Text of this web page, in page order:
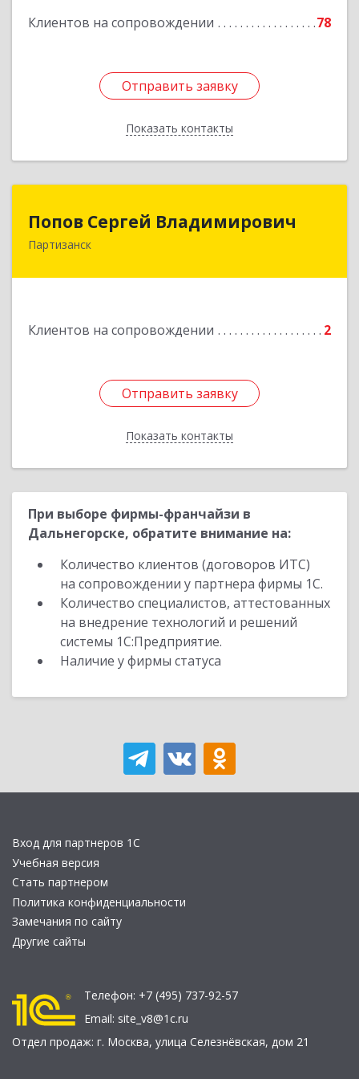
Клиентов на сопровождении 78
Отправить заявку
Показать контакты
Отправить заявку
Назад
Попов Сергей Владимирович
Партизанск
Клиентов на сопровождении 2
Отправить заявку
Показать контакты
Попов Сергей Владимирович
692922, Приморский край, г. Находка, ул.
Отправить заявку
Назад
При выборе фирмы-франчайзи в
Дальнегорске, обратите внимание на:
Количество клиентов (договоров ИТС)
на сопровождении у партнера фирмы 1С.
Количество специалистов, аттестованных
на внедрение технологий и решений
системы 1С:Предприятие.
Наличие у фирмы статуса
Вход для партнеров 1С
Учебная версия
Стать партнером
Политика конфиденциальности
Замечания по сайту
Другие сайты
Телефон: +7 (495) 737-92-57
Email: site_v8@1c.ru
Отдел продаж: г. Москва, улица Селезнёвская, дом 21